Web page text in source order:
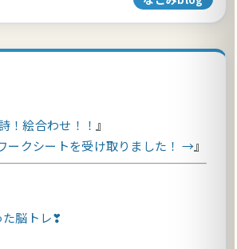
！絵合わせ！！
ークシートを受け取りました！ →
脳トレ❣